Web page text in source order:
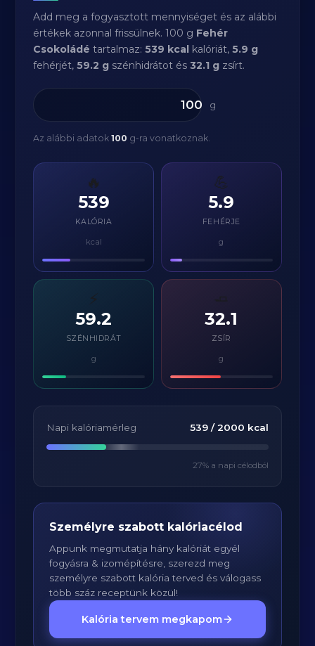
Add meg a fogyasztott mennyiséget és az alábbi
értékek azonnal frissülnek. 100 g Fehér
Csokoládé tartalmaz:539 kcal kalóriát,5.9 g
fehérjét,59.2 g szénhidrátot és32.1 g zsírt.
g
Az alábbi adatok100 g-ra vonatkoznak.
🔥
539
KALÓRIA
kcal
💪
5.9
FEHÉRJE
g
⚡
59.2
SZÉNHIDRÁT
g
32.1
ZSÍR
g
Napi kalóriamérleg 539/ 2000 kcal
27% a napi célodból
Személyre szabott kalóriacélod
Appunk megmutatja hány kalóriát egyél
fogyásra & izomépítésre, szerezd meg
személyre szabott kalória terved és válogass
több száz receptünk közül!
Kalória tervem megkapom